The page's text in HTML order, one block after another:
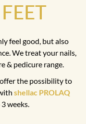
feel good, but also
We treat your nails,
& pedicure range.
the possibility to
shellac PROLAQ
weeks.